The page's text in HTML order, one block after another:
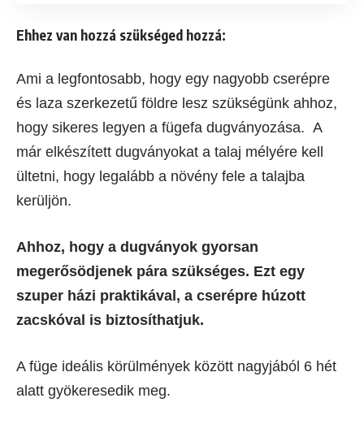
Ehhez van hozzá szükséged hozzá:
Ami a legfontosabb, hogy egy nagyobb cserépre
és laza szerkezetű földre lesz szükségünk ahhoz,
hogy sikeres legyen a fügefa dugványozása. A
már elkészített dugványokat a talaj mélyére kell
ültetni, hogy legalább a növény fele a talajba
kerüljön.
Ahhoz, hogy a dugványok gyorsan
megerősödjenek pára szükséges. Ezt egy
szuper házi praktikával, a cserépre húzott
zacskóval is biztosíthatjuk.
A füge ideális körülmények között nagyjából 6 hét
alatt gyökeresedik meg.